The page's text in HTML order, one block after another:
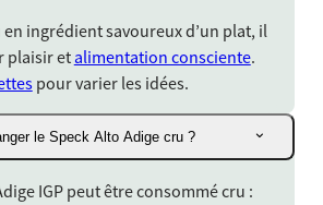
ingrédient savoureux d’un plat, il
plaisir et alimentation consciente.
pour varier les idées.
le Speck Alto Adige cru ?
IGP peut être consommé cru :